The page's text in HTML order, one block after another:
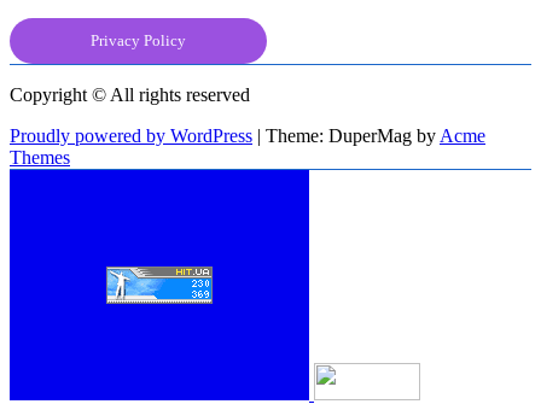
Privacy Policy
Copyright © All rights reserved
Proudly powered by WordPress | Theme: DuperMag by Acme
Themes